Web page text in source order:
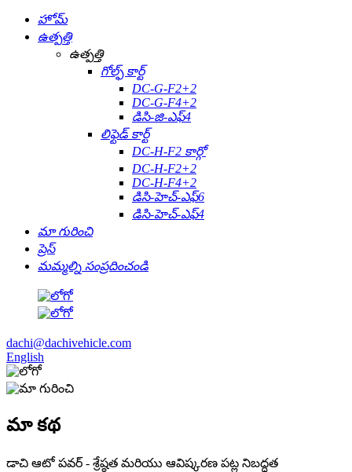
హోమ్
ఉత్పత్తి
ఉత్పత్తి
గోల్ఫ్ కార్ట్
DC-G-F2+2
DC-G-F4+2
డిసి-జి-ఎఫ్4
లిఫ్టెడ్ కార్ట్
DC-H-F2 కార్గో
DC-H-F2+2
DC-H-F4+2
డిసి-హెచ్-ఎఫ్6
డిసి-హెచ్-ఎఫ్4
మా గురించి
ప్రెస్
మమ్మల్ని సంప్రదించండి
dachi@dachivehicle.com
English
మా కథ
డాచి ఆటో పవర్ - శ్రేష్ఠత మరియు ఆవిష్కరణ పట్ల నిబద్ధత